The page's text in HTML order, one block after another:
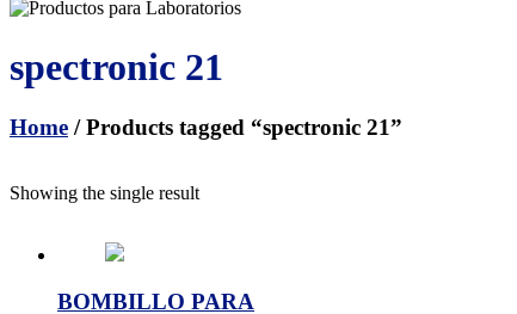
spectronic 21
Home / Products tagged “spectronic 21”
Showing the single result
BOMBILLO PARA